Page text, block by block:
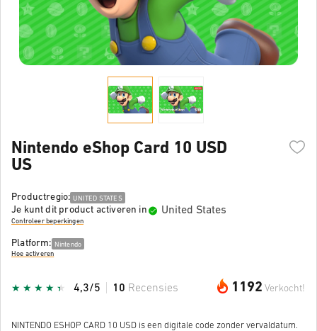
Nintendo eShop Card 10 USD
US
Productregio: UNITED STATES
Je kunt dit product activeren in United States
Controleer beperkingen
Platform: Nintendo
Hoe activeren
1192 Verkocht!
4,3/5 10 Recensies
NINTENDO ESHOP CARD 10 USD is een digitale code zonder vervaldatum.